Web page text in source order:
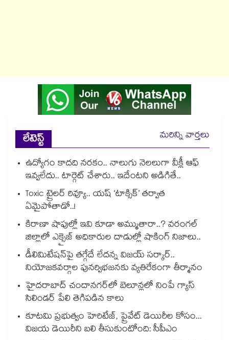
లేటెస్ట్
మరిన్ని వార్తలు
ఉద్యోగం కాదది నరకం.. నాలుగు నెలలుగా వీక్లీ ఆఫ్
ఇవ్వలేదు.. టార్గెట్ చేశారు.. ఇదేంటని అడిగితే..
Toxic ట్రైలర్ రివ్యూ.. యష్ ‘టాక్సిక్’ తర్వాత
ఏమైపోతాడో..!
కిరాణా షాపుల్లో ఇవి కూడా అమ్ముతారా..? వరంగల్
జిల్లాలో ఎక్సైజ్ అధికారుల దాడుల్లో షాకింగ్ నిజాలు..
డీలిమిటేషన్‎పై తగ్గేదే లేదన్న విజయ్ సర్కార్..
నియోజకవర్గాల పునర్విభజనకు వ్యతిరేకంగా తీర్మానం
హైదరాబాద్⁪ చందానగర్⁫లో బెలూన్లలో నింపే గ్యాస్
సిలిండర్ పేలి తెగిపడిన కాలు
కూటమి ప్రభుత్వం హెరిటేజ్, ప్రైవేట్ డెయిరీల కోసం...
విజయ డెయిరీని బలి తీసుకుంటోంది: సీపీఎం